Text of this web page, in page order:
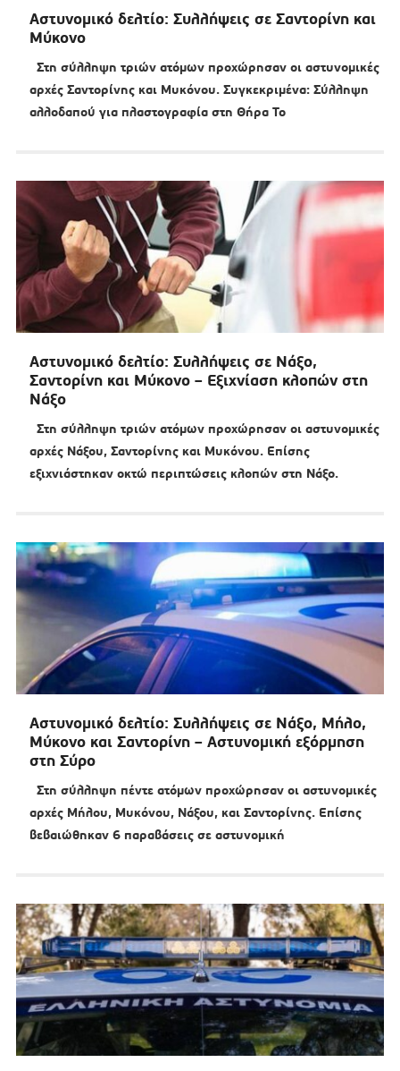
Αστυνομικό δελτίο: Συλλήψεις σε Σαντορίνη και
Μύκονο
Στη σύλληψη τριών ατόμων προχώρησαν οι αστυνομικές
αρχές Σαντορίνης και Μυκόνου. Συγκεκριμένα: Σύλληψη
αλλοδαπού για πλαστογραφία στη Θήρα Το
Αστυνομικό δελτίο: Συλλήψεις σε Νάξο,
Σαντορίνη και Μύκονο – Εξιχνίαση κλοπών στη
Νάξο
Στη σύλληψη τριών ατόμων προχώρησαν οι αστυνομικές
αρχές Νάξου, Σαντορίνης και Μυκόνου. Επίσης
εξιχνιάστηκαν οκτώ περιπτώσεις κλοπών στη Νάξο.
Αστυνομικό δελτίο: Συλλήψεις σε Νάξο, Μήλο,
Μύκονο και Σαντορίνη – Αστυνομική εξόρμηση
στη Σύρο
Στη σύλληψη πέντε ατόμων προχώρησαν οι αστυνομικές
αρχές Μήλου, Μυκόνου, Νάξου, και Σαντορίνης. Επίσης
βεβαιώθηκαν 6 παραβάσεις σε αστυνομική